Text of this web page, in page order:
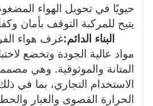
حيويًا في تحويل الهواء
يتيح للمركبة التوقف بأمان
البناء الدائم:غرف هواء
مواد عالية الجودة وتخضع
المتانة والموثوقية. وهي
الاستخدام التجاري، بما في
الحرارة القصوى والغبار